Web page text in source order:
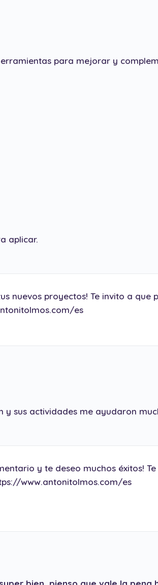
para mejorar y
aplicar.
nuevos proyectos! Te invito a
es
y sus actividades me ayudaron
y te deseo muchos éxitos!
www.antonitolmos.com/es